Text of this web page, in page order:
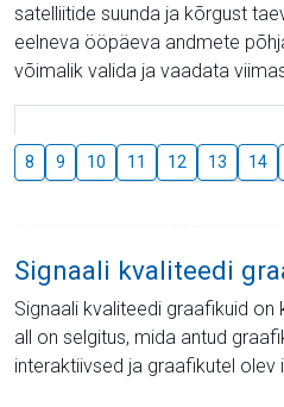
satelliitide suunda ja kõrgust
eelneva ööpäeva andmete
võimalik valida ja vaadata
8 9 10 11 12 13 14
Signaali kvaliteedi
Signaali kvaliteedi graafikuid
all on selgitus, mida antud
interaktiivsed ja graafikutel olev